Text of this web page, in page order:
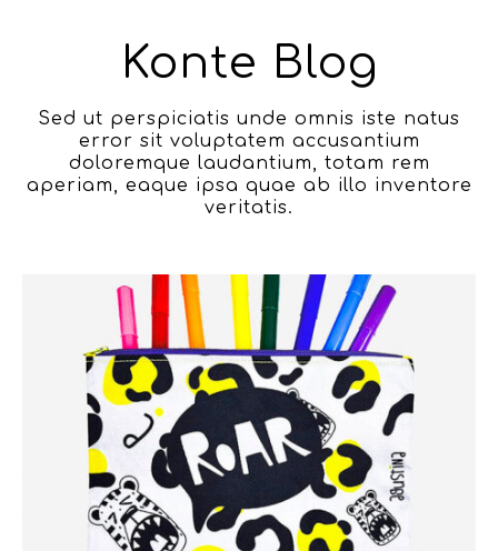
Konte Blog
Sed ut perspiciatis unde omnis iste natus
error sit voluptatem accusantium
doloremque laudantium, totam rem
aperiam, eaque ipsa quae ab illo inventore
veritatis.